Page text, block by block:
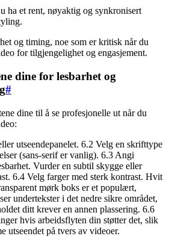
ha et rent, nøyaktig og synkronisert
og timing, noe som er kritisk når du
for tilgjengelighet og engasjement.
dine for lesbarhet og
#
dine til å se profesjonelle ut når du
utseendepanelet. 6.2 Velg en skrifttype
(sans-serif er vanlig). 6.3 Angi
Vurder en subtil skygge eller
6.4 Velg farger med sterk kontrast. Hvit
mørk boks er et populært,
undertekster i det nedre sikre området,
ditt krever en annen plassering. 6.6
hvis arbeidsflyten din støtter det, slik
utseendet på tvers av videoer.